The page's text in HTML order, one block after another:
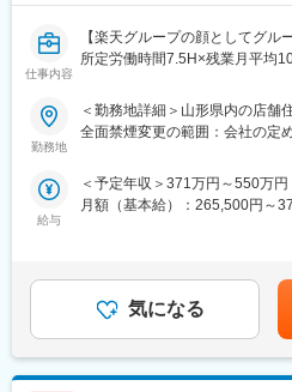
8/25 (火) 17:00～20:00
※ご応募時、参加可能日時をお
・新規契約・機種変更の受付お
・料金プラン、楽天ポイント活
・スマホの初期設定・データ移
・問い合わせ対応
・店舗会議・研修への参加
・キャンペーン企画など、集客
■キャリアパス：
仕事内容
【楽天グループの顔としてグル
所定労働時間7.5H×残業月平均
楽天モバイルショップに来店さ
料金プラン・楽天カード・楽天
済圏の幅広いサービスを総合的
活をより豊かにするトータルサ
・未経験の方も歓迎！充実した
【選考会の概要】
・形式： Web開催（事前に企
す）
勤務地
＜勤務地詳細＞山形県内の店舗
全面禁煙変更の範囲：会社の定
給与
＜予定年収＞371万円～550万
月額（基本給）：265,500円～
ます。月給(月額)は固定手当を
気になる